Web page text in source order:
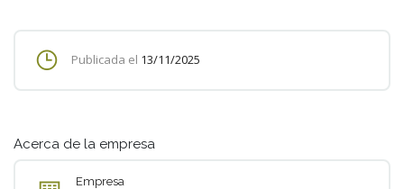
Publicada el 13/11/2025
Acerca de la empresa
Empresa